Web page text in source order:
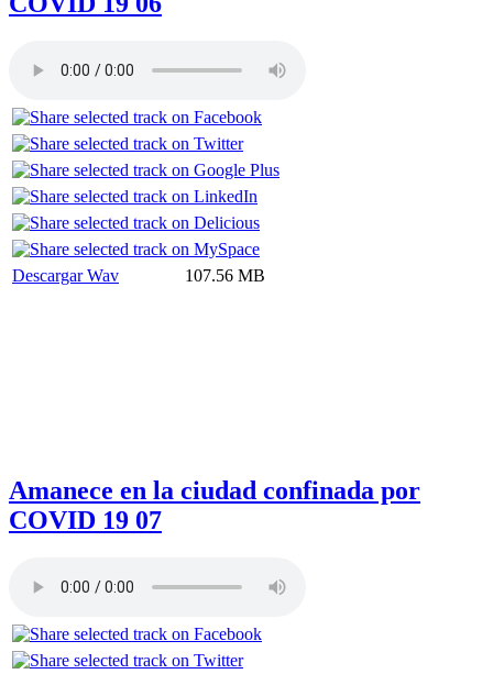
Descargar Wav 107.56 MB
Amanece en la ciudad confinada por
COVID 19 07